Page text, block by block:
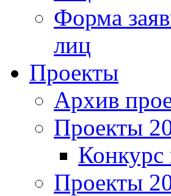
Форма
лиц
Проекты
Архив
Проекты
Конкурс
Проекты